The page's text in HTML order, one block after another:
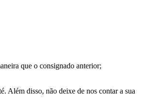
que o consignado anterior;
Além disso, não deixe de nos contar a sua